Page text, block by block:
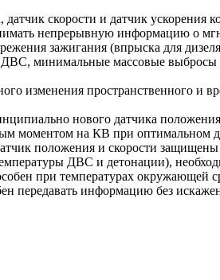
скорости и датчик ускорения
непрерывную информацию о
зажигания (впрыска для
минимальные массовые выбросы
изменения пространственного и
нового датчика положения
моментом на КВ при оптимальном
положения и скорости
ДВС и детонации),
при температурах окружающей
передавать информацию без